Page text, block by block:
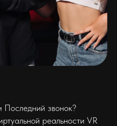
Последний звонок?
реальности VR